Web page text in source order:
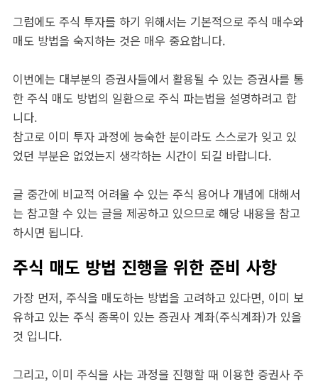
그럼에도 주식 투자를 하기 위해서는 기본적으로 주식 매수와
매도 방법을 숙지하는 것은 매우 중요합니다.
이번에는 대부분의 증권사들에서 활용될 수 있는 증권사를 통
한 주식 매도 방법의 일환으로 주식 파는법을 설명하려고 합
니다.
참고로 이미 투자 과정에 능숙한 분이라도 스스로가 잊고 있
었던 부분은 없었는지 생각하는 시간이 되길 바랍니다.
글 중간에 비교적 어려울 수 있는 주식 용어나 개념에 대해서
는 참고할 수 있는 글을 제공하고 있으므로 해당 내용을 참고
하시면 됩니다.
주식 매도 방법 진행을 위한 준비 사항
가장 먼저, 주식을 매도하는 방법을 고려하고 있다면, 이미 보
유하고 있는 주식 종목이 있는 증권사 계좌(주식계좌)가 있을
것 입니다.
그리고, 이미 주식을 사는 과정을 진행할 때 이용한 증권사 주